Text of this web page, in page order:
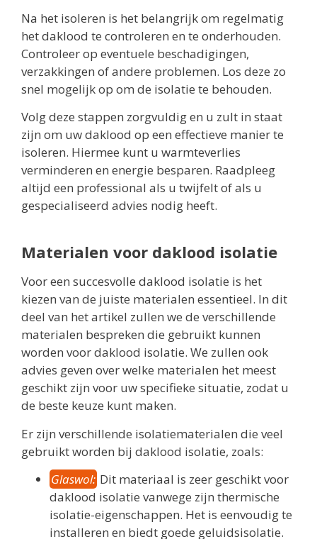
Na het isoleren is het belangrijk om regelmatig
het daklood te controleren en te onderhouden.
Controleer op eventuele beschadigingen,
verzakkingen of andere problemen. Los deze zo
snel mogelijk op om de isolatie te behouden.
Volg deze stappen zorgvuldig en u zult in staat
zijn om uw daklood op een effectieve manier te
isoleren. Hiermee kunt u warmteverlies
verminderen en energie besparen. Raadpleeg
altijd een professional als u twijfelt of als u
gespecialiseerd advies nodig heeft.
Materialen voor daklood isolatie
Voor een succesvolle daklood isolatie is het
kiezen van de juiste materialen essentieel. In dit
deel van het artikel zullen we de verschillende
materialen bespreken die gebruikt kunnen
worden voor daklood isolatie. We zullen ook
advies geven over welke materialen het meest
geschikt zijn voor uw specifieke situatie, zodat u
de beste keuze kunt maken.
Er zijn verschillende isolatiematerialen die veel
gebruikt worden bij daklood isolatie, zoals:
Glaswol: Dit materiaal is zeer geschikt voor
daklood isolatie vanwege zijn thermische
isolatie-eigenschappen. Het is eenvoudig te
installeren en biedt goede geluidsisolatie.